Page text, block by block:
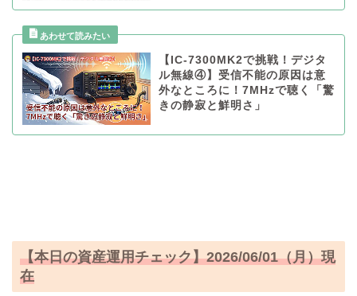
【IC-7300MK2で挑戦！デジタ
ル無線④】受信不能の原因は意
外なところに！7MHzで聴く「驚
きの静寂と鮮明さ」
【本日の資産運用チェック】2026/06/01（月）現
在